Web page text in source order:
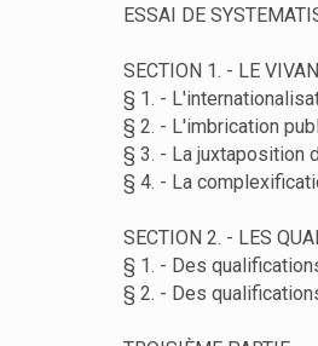
ESSAI DE
SECTION 1. - LE
§ 1. -
§ 2. - L'imbrication
§ 3. - La juxtaposition
§ 4. - La
SECTION 2. - LES
§ 1. - Des
§ 2. - Des